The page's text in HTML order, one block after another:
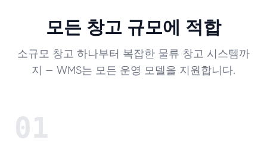
모든 창고 규모에 적합
소규모 창고 하나부터 복잡한 물류 창고 시스템까
지 — WMS는 모든 운영 모델을 지원합니다.
01